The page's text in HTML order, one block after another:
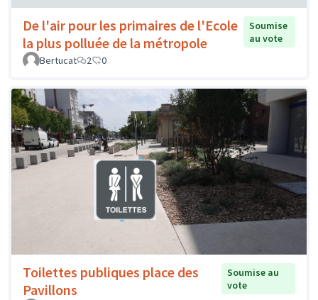
De l'air pour les primaires de l'Ecole
la plus polluée de la métropole
Soumise
au vote
Bertucat
2 0
Toilettes publiques place des
Pavillons
Soumise au
vote